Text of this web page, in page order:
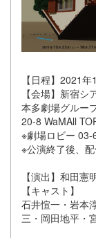
【日程】2021
【会場】新宿シ
本多劇場グルー
20-8 WaMAll
※劇場ロビー 03-
※公演終了後、
【演出】和田憲
【キャスト】
石井愃一・岩本
三・岡田地平・